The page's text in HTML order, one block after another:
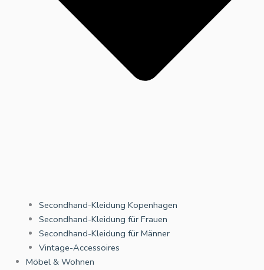
Secondhand-Kleidung Kopenhagen
Secondhand-Kleidung für Frauen
Secondhand-Kleidung für Männer
Vintage-Accessoires
Möbel & Wohnen